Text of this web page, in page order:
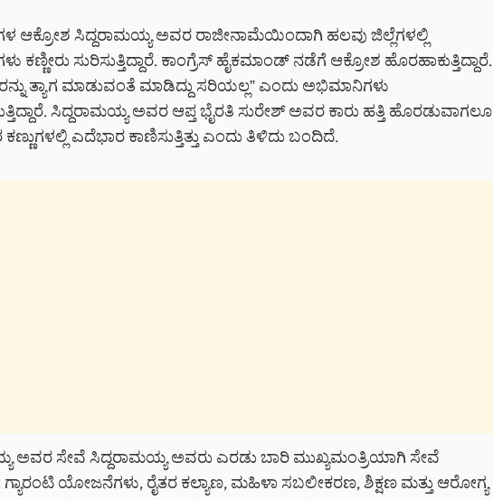
ಆಕ್ರೋಶ ಸಿದ್ದರಾಮಯ್ಯ ಅವರ ರಾಜೀನಾಮೆಯಿಂದಾಗಿ ಹಲವು ಜಿಲ್ಲೆಗಳಲ್ಲಿ
ಕಣ್ಣೀರು ಸುರಿಸುತ್ತಿದ್ದಾರೆ. ಕಾಂಗ್ರೆಸ್ ಹೈಕಮಾಂಡ್ ನಡೆಗೆ ಆಕ್ರೋಶ ಹೊರಹಾಕುತ್ತಿದ್ದಾರೆ.
ತ್ಯಾಗ ಮಾಡುವಂತೆ ಮಾಡಿದ್ದು ಸರಿಯಲ್ಲ” ಎಂದು ಅಭಿಮಾನಿಗಳು
ಸಿದ್ದರಾಮಯ್ಯ ಅವರ ಆಪ್ತ ಭೈರತಿ ಸುರೇಶ್ ಅವರ ಕಾರು ಹತ್ತಿ ಹೊರಡುವಾಗಲೂ
ಎದೆಭಾರ ಕಾಣಿಸುತ್ತಿತ್ತು ಎಂದು ತಿಳಿದು ಬಂದಿದೆ.
ಅವರ ಸೇವೆ ಸಿದ್ದರಾಮಯ್ಯ ಅವರು ಎರಡು ಬಾರಿ ಮುಖ್ಯಮಂತ್ರಿಯಾಗಿ ಸೇವೆ
ಗ್ಯಾರಂಟಿ ಯೋಜನೆಗಳು, ರೈತರ ಕಲ್ಯಾಣ, ಮಹಿಳಾ ಸಬಲೀಕರಣ, ಶಿಕ್ಷಣ ಮತ್ತು ಆರೋಗ್ಯ